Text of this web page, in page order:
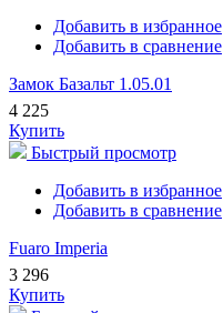
Добавить в избранное
Добавить в сравнение
Замок Базальт 1.05.01
4 225
Купить
Быстрый просмотр
Добавить в избранное
Добавить в сравнение
Fuaro Imperia
3 296
Купить